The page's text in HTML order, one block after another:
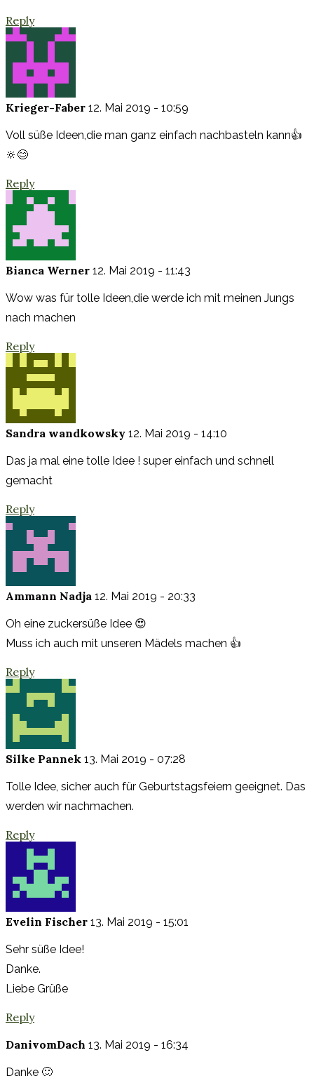
Reply
Krieger-Faber 12. Mai 2019 - 10:59
Voll süße Ideen,die man ganz einfach nachbasteln kann👍
🔆😊
Reply
Bianca Werner 12. Mai 2019 - 11:43
Wow was für tolle Ideen,die werde ich mit meinen Jungs
nach machen
Reply
Sandra wandkowsky 12. Mai 2019 - 14:10
Das ja mal eine tolle Idee ! super einfach und schnell
gemacht
Reply
Ammann Nadja 12. Mai 2019 - 20:33
Oh eine zuckersüße Idee 😍
Muss ich auch mit unseren Mädels machen 👍
Reply
Silke Pannek 13. Mai 2019 - 07:28
Tolle Idee, sicher auch für Geburtstagsfeiern geeignet. Das
werden wir nachmachen.
Reply
Evelin Fischer 13. Mai 2019 - 15:01
Sehr süße Idee!
Danke.
Liebe Grüße
Reply
DanivomDach 13. Mai 2019 - 16:34
Danke 🙂